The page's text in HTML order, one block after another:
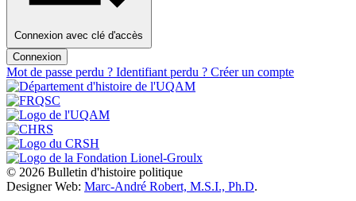
Connexion avec clé d'accès
Connexion
Mot de passe perdu ? Identifiant perdu ? Créer un compte
© 2026 Bulletin d'histoire politique
Designer Web: Marc-André Robert, M.S.I., Ph.D.